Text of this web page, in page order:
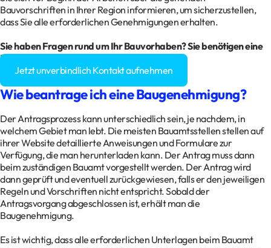
Bauvorschriften in Ihrer Region informieren, um sicherzustellen,
dass Sie alle erforderlichen Genehmigungen erhalten.
Sie haben Fragen rund um IhrBauvorhaben? Sie benötigen eine
Baugenehmigung?
Jetzt unverbindlich Kontakt aufnehmen
Wie beantrage ich eine Baugenehmigung?
Der Antragsprozess kann unterschiedlich sein, je nachdem, in
welchem Gebiet man lebt. Die meisten Bauamtsstellen stellen auf
ihrer Website detaillierte Anweisungen und Formulare zur
Verfügung, die man herunterladen kann. Der Antrag muss dann
beim zuständigen Bauamt vorgestellt werden. Der Antrag wird
dann geprüft und eventuell zurückgewiesen, falls er den jeweiligen
Regeln und Vorschriften nicht entspricht. Sobald der
Antragsvorgang abgeschlossen ist, erhält man die
Baugenehmigung.
Es ist wichtig, dass alle erforderlichen Unterlagen beim Bauamt